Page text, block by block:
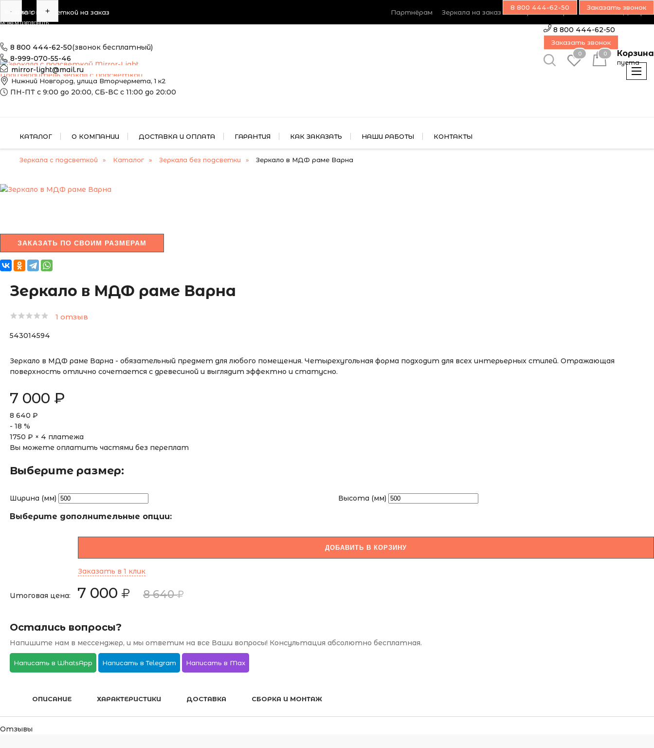
Зеркала с подсветкой на заказ Партнёрам Зеркала на заказ Возврат товара Наш блог Дилерам
Производитель зеркал с подсветкой
8 800 444-62-50(звонок бесплатный)
8-999-070-55-46
mirror-light@mail.ru
Нижний Новгород, улица Вторчермета, 1 к2
ПН-ПТ с 9:00 до 20:00, СБ-ВС с 11:00 до 20:00
8 800 444-62-50
Заказать звонок
0 0 Корзина
пуста
КАТАЛОГ О КОМПАНИИ ДОСТАВКА И ОПЛАТА ГАРАНТИЯ КАК ЗАКАЗАТЬ НАШИ РАБОТЫ КОНТАКТЫ
8 800 444-62-50 Заказать звонок
Зеркала с подсветкой Каталог Зеркала без подсветки Зеркало в МДФ раме Варна
ЭТО ЗЕРКАЛО МЫ
МОЖЕМ ИЗГОТОВИТЬ
РАЗМЕРАМ
ЗАКАЗАТЬ ПО СВОИМ РАЗМЕРАМ
Зеркало в МДФ раме Варна
1 отзыв
543014594
Зеркало в МДФ раме Варна - обязательный предмет для любого помещения. Четырехугольная форма подходит для всех интерьерных стилей. Отражающая
поверхность отлично сочетается с древесиной и выглядит эффектно и статусно.
7 000 ₽
8 640 ₽
- 18 %
1750 ₽ × 4 платежа
Вы можете оплатить частями без переплат
Выберите размер:
Ширина (мм) Высота (мм)
Выберите дополнительные опции:
- +
ДОБАВИТЬ В КОРЗИНУ
Заказать в 1 клик
Итоговая цена: 7 000 8 640
Остались вопросы?
Напишите нам в мессенджер, и мы ответим на все Ваши вопросы! Консультация абсолютно бесплатная.
Написать в WhatsApp Написать в Telegram Написать в Max
ОПИСАНИЕ ХАРАКТЕРИСТИКИ ДОСТАВКА СБОРКА И МОНТАЖ
Отзывы